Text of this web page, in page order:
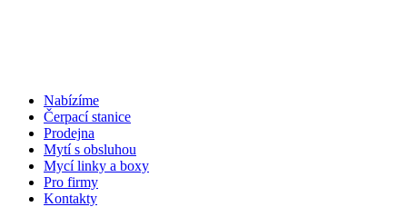
Nabízíme
Čerpací stanice
Prodejna
Mytí s obsluhou
Mycí linky a boxy
Pro firmy
Kontakty